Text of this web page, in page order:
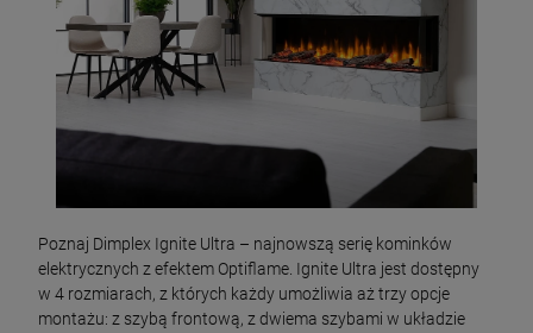
Poznaj Dimplex Ignite Ultra – najnowszą serię kominków
elektrycznych z efektem Optiflame. Ignite Ultra jest dostępny
w 4 rozmiarach, z których każdy umożliwia aż trzy opcje
montażu: z szybą frontową, z dwiema szybami w układzie